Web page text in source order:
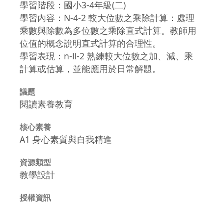
學習階段：國小3-4年級(二)
學習內容：N-4-2 較大位數之乘除計算：處理
乘數與除數為多位數之乘除直式計算。教師用
位值的概念說明直式計算的合理性。
學習表現：n-Ⅱ-2 熟練較大位數之加、減、乘
計算或估算，並能應用於日常解題。
議題
閱讀素養教育
核心素養
A1 身心素質與自我精進
資源類型
教學設計
授權資訊